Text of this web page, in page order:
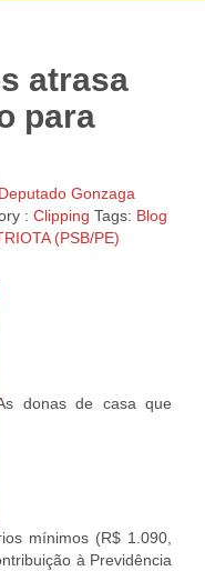
atrasa
para
Gonzaga
: Clipping Tags: Blog
(PSB/PE)
donas de casa que
mínimos (R$ 1.090,
à Previdência